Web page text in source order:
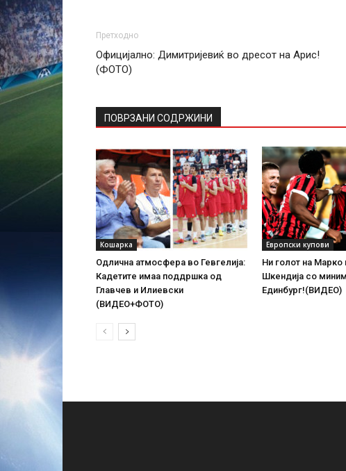
Претходно
Официјално: Димитријевиќ во дресот на Арис!
(ФОТО)
ПОВРЗАНИ СОДРЖИНИ
Кошарка
Одлична атмосфера во Гевгелија:
Кадетите имаа поддршка од
Главчев и Илиевски
(ВИДЕО+ФОТО)
Европски купови
Ни голот на Марко
Шкендија со
Единбург!(ВИДЕО)